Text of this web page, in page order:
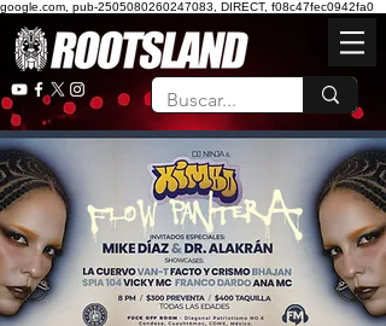
google.com, pub-2505080260247083, DIRECT, f08c47fec0942fa0